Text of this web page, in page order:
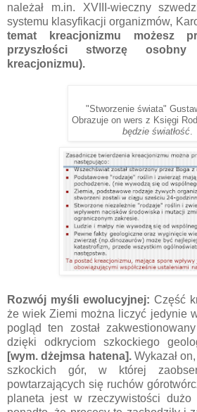
należał m.in. XVIII-wieczny
systemu klasyfikacji organizmów,
temat kreacjonizmu możesz
przyszłości stworzę
kreacjonizmu).
"Stworzenie świata"
Obrazuje on wers z Księgi
będzie światłość
Rozwój myśli ewolucyjnej: Część
że wiek Ziemi można liczyć jedynie
pogląd ten został
dzięki odkryciom szkockiego
[wym. dżejmsa hatena]. Wykazał
szkockich gór, w której
powtarzających się ruchów
planeta jest w rzeczywistości dużo